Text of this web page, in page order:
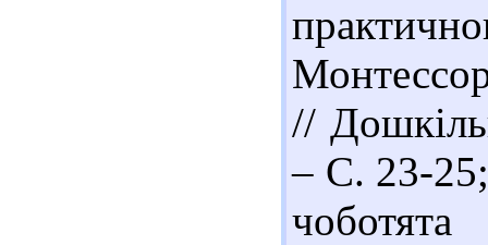
//
– С. 23-